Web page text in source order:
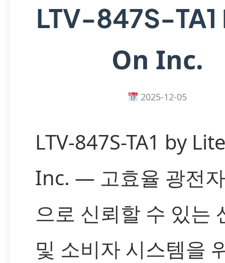
LTV-847S-TA1
On Inc.
2025-12-05
LTV-847S-TA1 by
Inc. — 고효율 광전
으로 신뢰할 수 있는
및 소비자 시스템을